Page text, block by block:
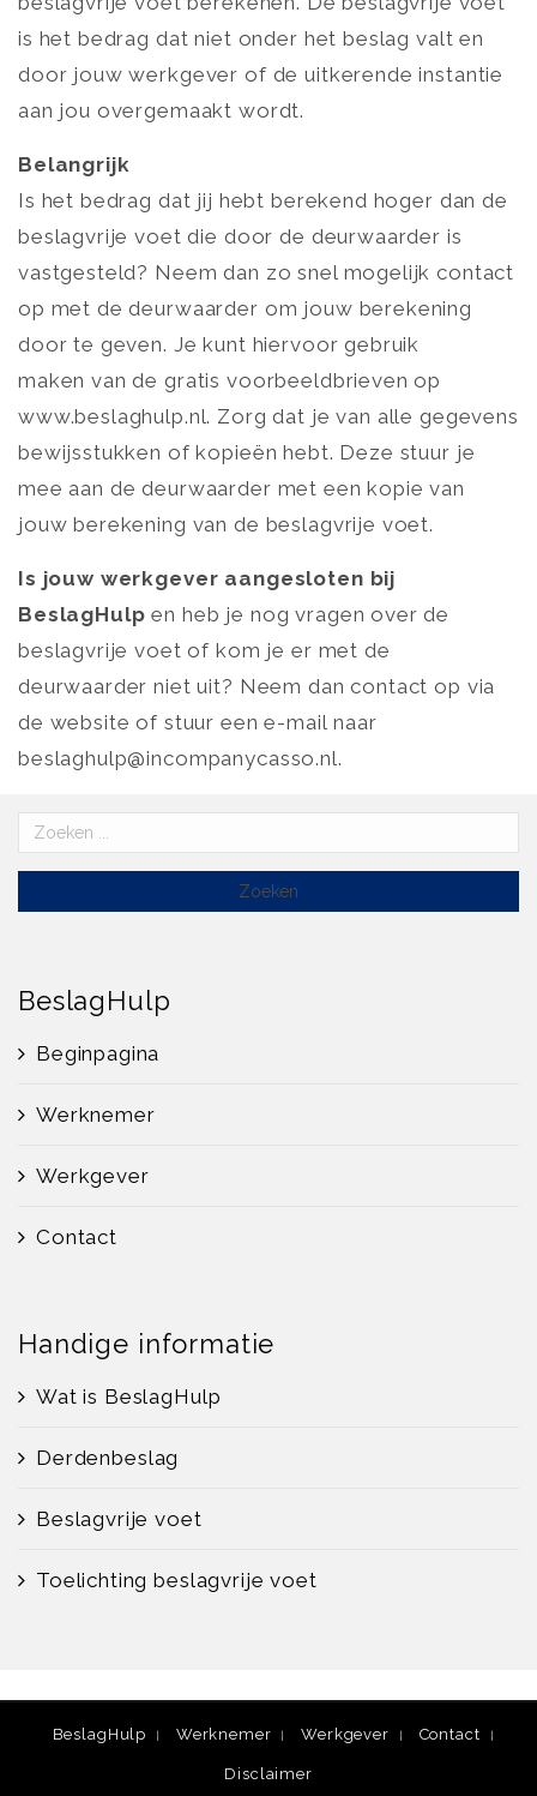
is het bedrag dat niet onder het beslag valt en
door jouw werkgever of de uitkerende instantie
aan jou overgemaakt wordt.
Belangrijk
Is het bedrag dat jij hebt berekend hoger dan de
beslagvrije voet die door de deurwaarder is
vastgesteld? Neem dan zo snel mogelijk contact
op met de deurwaarder om jouw berekening
door te geven. Je kunt hiervoor gebruik
maken van de gratis voorbeeldbrieven op
www.beslaghulp.nl. Zorg dat je van alle gegevens
bewijsstukken of kopieën hebt. Deze stuur je
mee aan de deurwaarder met een kopie van
jouw berekening van de beslagvrije voet.
Is jouw werkgever aangesloten bij
BeslagHulp en heb je nog vragen over de
beslagvrije voet of kom je er met de
deurwaarder niet uit? Neem dan contact op via
de website of stuur een e-mail naar
beslaghulp@incompanycasso.nl.
BeslagHulp
Beginpagina
Werknemer
Werkgever
Contact
Handige informatie
Wat is BeslagHulp
Derdenbeslag
Beslagvrije voet
Toelichting beslagvrije voet
BeslagHulp Werknemer Werkgever Contact
Disclaimer